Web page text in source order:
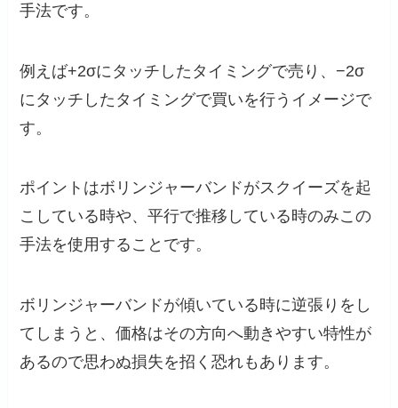
手法です。
例えば+2σにタッチしたタイミングで売り、−2σ
にタッチしたタイミングで買いを行うイメージで
す。
ポイントはボリンジャーバンドがスクイーズを起
こしている時や、平行で推移している時のみこの
手法を使用することです。
ボリンジャーバンドが傾いている時に逆張りをし
てしまうと、価格はその方向へ動きやすい特性が
あるので思わぬ損失を招く恐れもあります。